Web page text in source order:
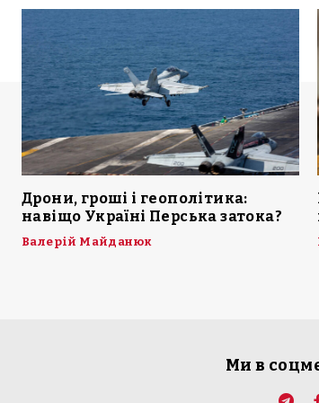
Дрони, гроші і геополітика:
навіщо Україні Перська затока?
Валерій Майданюк
Ми в